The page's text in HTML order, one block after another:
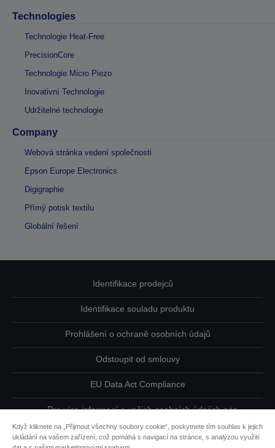
Technologies
Technologie Heat-Free
PrecisionCore
Technologie Micro Piezo
Inovativní Technologie
Udržitelné technologie
Company
Webová stránka vedení společnosti
Epson Europe Electronics
Digigraphie
Přímý potisk textilu
Globální řešení
Identifikace prodejců
Identifikace souladu produktu
Prohlášení o ochraně osobních údajů
Odstoupit od smlouvy
EU Data Act Compliance
Pro více informací o vašich osobních údajích nás
Když kliknete na „Přijmout všechny soubory cookie“, poskytnete tím souhlas k jejich
ukládání na vašem zařízení, což pomáhá s navigací na stránce, s analýzou využití